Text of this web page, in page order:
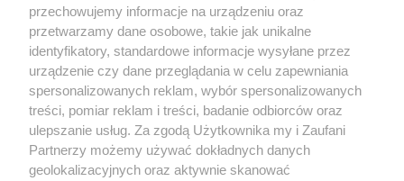
przechowujemy informacje na urządzeniu oraz
przetwarzamy dane osobowe, takie jak unikalne
identyfikatory, standardowe informacje wysyłane przez
urządzenie czy dane przeglądania w celu zapewniania
spersonalizowanych reklam, wybór spersonalizowanych
treści, pomiar reklam i treści, badanie odbiorców oraz
ulepszanie usług. Za zgodą Użytkownika my i Zaufani
Partnerzy możemy używać dokładnych danych
geolokalizacyjnych oraz aktywnie skanować